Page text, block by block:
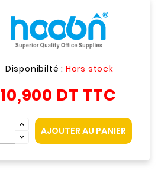
Disponibilté : Hors stock
10,900 DT TTC
AJOUTER AU PANIER